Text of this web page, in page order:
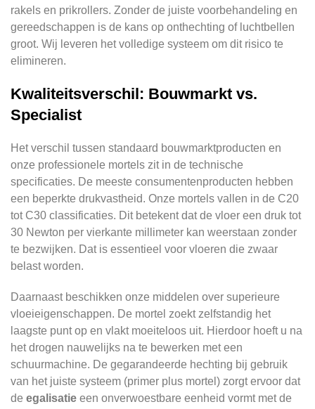
rakels en prikrollers. Zonder de juiste voorbehandeling en
gereedschappen is de kans op onthechting of luchtbellen
groot. Wij leveren het volledige systeem om dit risico te
elimineren.
Kwaliteitsverschil: Bouwmarkt vs.
Specialist
Het verschil tussen standaard bouwmarktproducten en
onze professionele mortels zit in de technische
specificaties. De meeste consumentenproducten hebben
een beperkte drukvastheid. Onze mortels vallen in de C20
tot C30 classificaties. Dit betekent dat de vloer een druk tot
30 Newton per vierkante millimeter kan weerstaan zonder
te bezwijken. Dat is essentieel voor vloeren die zwaar
belast worden.
Daarnaast beschikken onze middelen over superieure
vloeieigenschappen. De mortel zoekt zelfstandig het
laagste punt op en vlakt moeiteloos uit. Hierdoor hoeft u na
het drogen nauwelijks na te bewerken met een
schuurmachine. De gegarandeerde hechting bij gebruik
van het juiste systeem (primer plus mortel) zorgt ervoor dat
de egalisatie een onverwoestbare eenheid vormt met de